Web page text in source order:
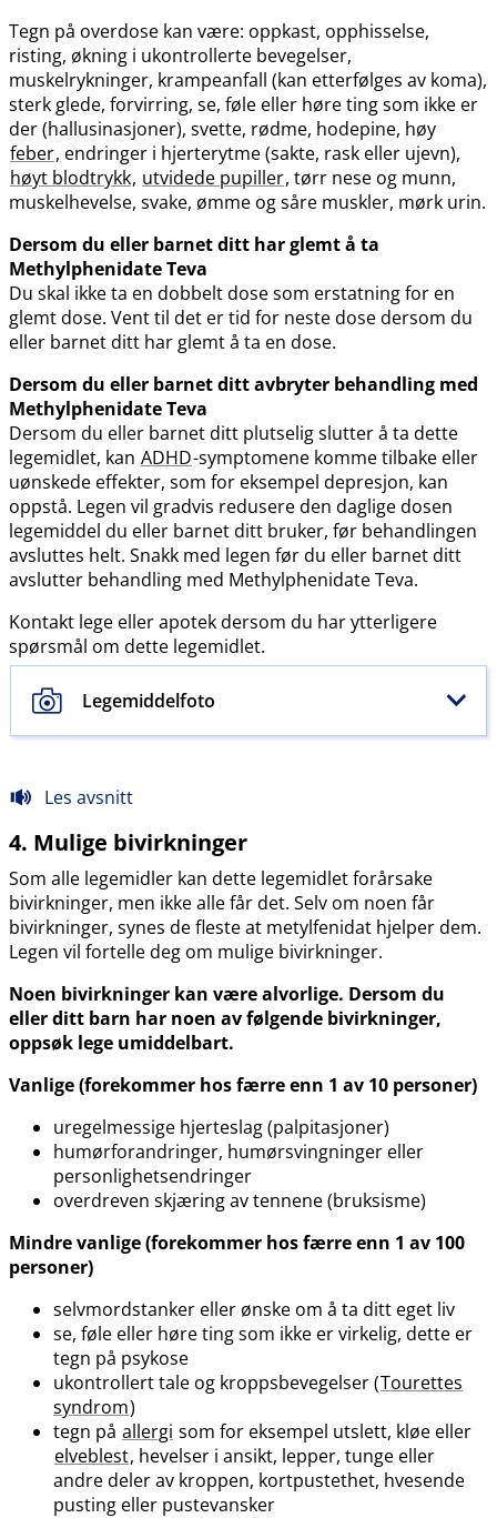
Tegn på overdose kan være: oppkast, opphisselse,
risting, økning i ukontrollerte bevegelser,
muskelrykninger, krampeanfall (kan etterfølges av koma),
sterk glede, forvirring, se, føle eller høre ting som ikke er
der (hallusinasjoner), svette, rødme, hodepine, høy
feber, endringer i hjerterytme (sakte, rask eller ujevn),
høyt blodtrykk, utvidede pupiller, tørr nese og munn,
muskelhevelse, svake, ømme og såre muskler, mørk urin.
Dersom du eller barnet ditt har glemt å ta
Methylphenidate Teva
Du skal ikke ta en dobbelt dose som erstatning for en
glemt dose. Vent til det er tid for neste dose dersom du
eller barnet ditt har glemt å ta en dose.
Dersom du eller barnet ditt avbryter behandling med
Methylphenidate Teva
Dersom du eller barnet ditt plutselig slutter å ta dette
legemidlet, kan ADHD-symptomene komme tilbake eller
uønskede effekter, som for eksempel depresjon, kan
oppstå. Legen vil gradvis redusere den daglige dosen
legemiddel du eller barnet ditt bruker, før behandlingen
avsluttes helt. Snakk med legen før du eller barnet ditt
avslutter behandling med Methylphenidate Teva.
Kontakt lege eller apotek dersom du har ytterligere
spørsmål om dette legemidlet.
Legemiddelfoto
Les avsnitt
4. Mulige bivirkninger
Som alle legemidler kan dette legemidlet forårsake
bivirkninger, men ikke alle får det. Selv om noen får
bivirkninger, synes de fleste at metylfenidat hjelper dem.
Legen vil fortelle deg om mulige bivirkninger.
Noen bivirkninger kan være alvorlige. Dersom du
eller ditt barn har noen av følgende bivirkninger,
oppsøk lege umiddelbart.
Vanlige (forekommer hos færre enn 1 av 10 personer)
uregelmessige hjerteslag (palpitasjoner)
humørforandringer, humørsvingninger eller
personlighetsendringer
overdreven skjæring av tennene (bruksisme)
Mindre vanlige (forekommer hos færre enn 1 av 100
personer)
selvmordstanker eller ønske om å ta ditt eget liv
se, føle eller høre ting som ikke er virkelig, dette er
tegn på psykose
ukontrollert tale og kroppsbevegelser (Tourettes
syndrom)
tegn på allergi som for eksempel utslett, kløe eller
elveblest, hevelser i ansikt, lepper, tunge eller
andre deler av kroppen, kortpustethet, hvesende
pusting eller pustevansker